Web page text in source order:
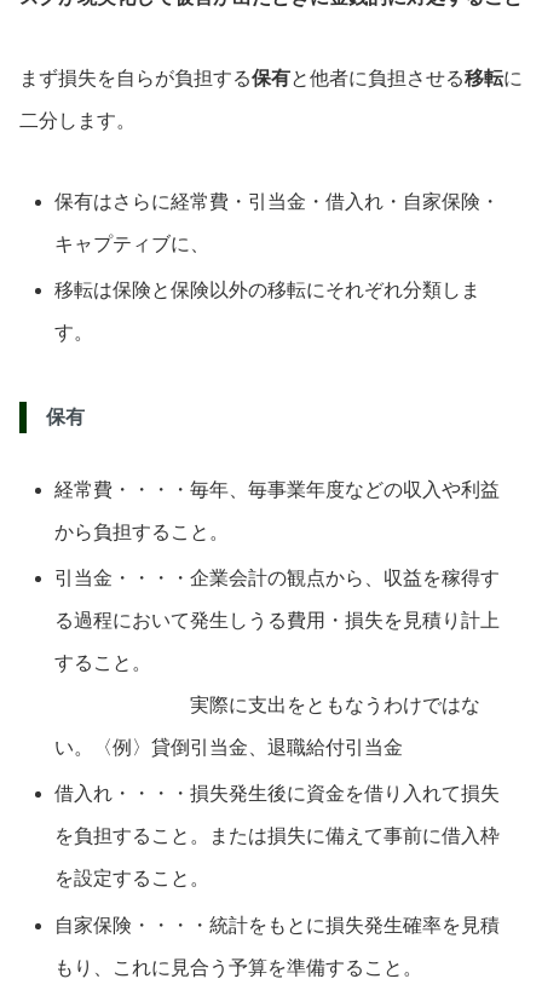
まず損失を自らが負担する保有と他者に負担させる移転に
二分します。
保有はさらに経常費・引当金・借入れ・自家保険・
キャプティブに、
移転は保険と保険以外の移転にそれぞれ分類しま
す。
保有
経常費・・・・毎年、毎事業年度などの収入や利益
から負担すること。
引当金・・・・企業会計の観点から、収益を稼得す
る過程において発生しうる費用・損失を見積り計上
すること。
実際に支出をともなうわけではな
い。〈例〉貸倒引当金、退職給付引当金
借入れ・・・・損失発生後に資金を借り入れて損失
を負担すること。または損失に備えて事前に借入枠
を設定すること。
自家保険・・・・統計をもとに損失発生確率を見積
もり、これに見合う予算を準備すること。